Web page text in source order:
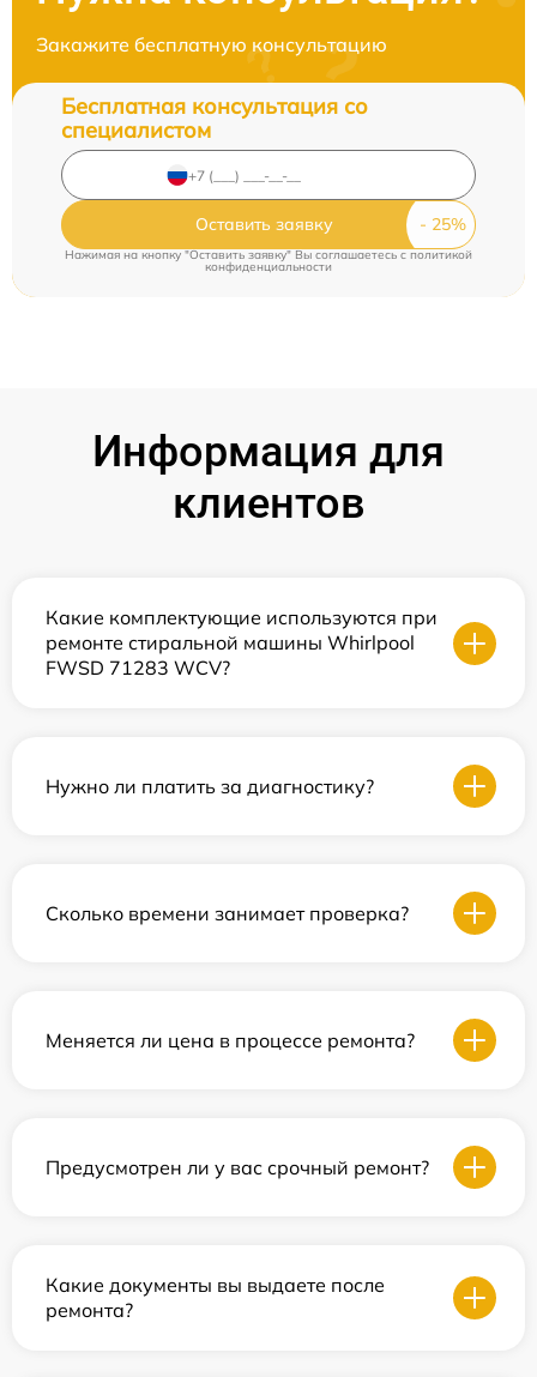
Закажите бесплатную консультацию
Бесплатная консультация со
специалистом
Оставить заявку
Нажимая на кнопку "Оставить заявку" Вы соглашаетесь c политикой
конфиденциальности
Информация для
клиентов
Какие комплектующие используются при
ремонте стиральной машины Whirlpool
FWSD 71283 WCV?
Нужно ли платить за диагностику?
Сколько времени занимает проверка?
Меняется ли цена в процессе ремонта?
Предусмотрен ли у вас срочный ремонт?
Какие документы вы выдаете после
ремонта?